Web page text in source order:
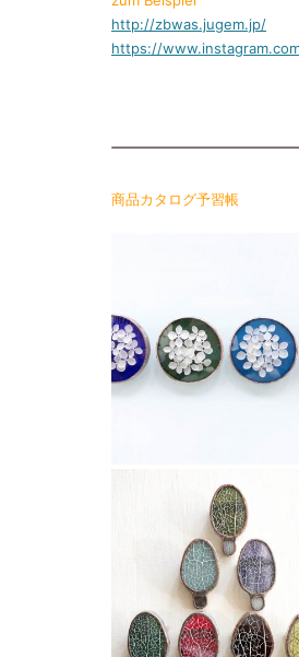
http://zbwas.jugem.jp/
https://
商品カタログ予習帳